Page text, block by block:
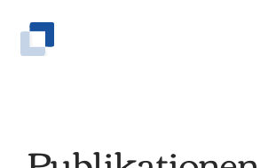
Inhalt
springen